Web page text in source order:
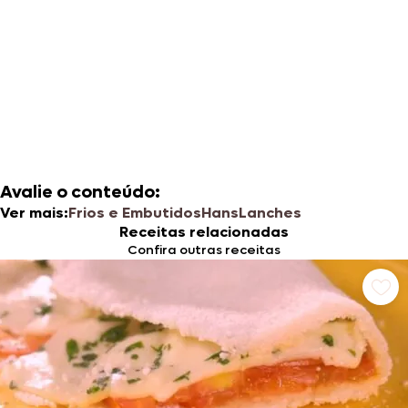
Avalie o conteúdo:
Ver mais:Frios e EmbutidosHansLanches
Receitas relacionadas
Confira outras receitas